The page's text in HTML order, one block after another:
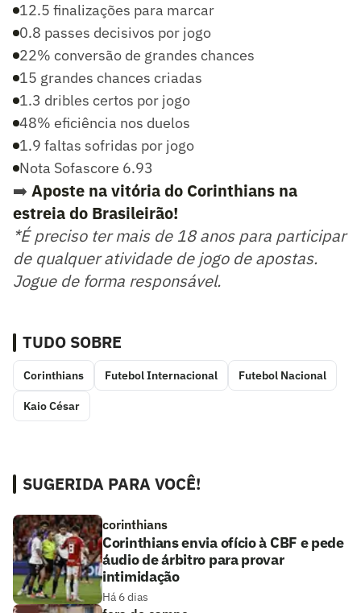
12.5 finalizações para marcar
0.8 passes decisivos por jogo
22% conversão de grandes chances
15 grandes chances criadas
1.3 dribles certos por jogo
48% eficiência nos duelos
1.9 faltas sofridas por jogo
Nota Sofascore 6.93
➡️ Aposte na vitória do Corinthians na
estreia do Brasileirão!
*É preciso ter mais de 18 anos para participar
de qualquer atividade de jogo de apostas.
Jogue de forma responsável.
TUDO SOBRE
Corinthians Futebol Internacional Futebol Nacional
Kaio César
SUGERIDA PARA VOCÊ!
corinthians
Corinthians envia ofício à CBF e pede
áudio de árbitro para provar
intimidação
Há 6 dias